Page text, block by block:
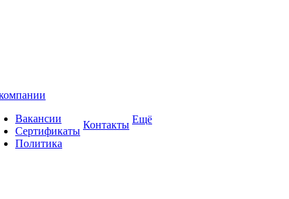
Вакансии
Сертификаты
Политика
Контакты Ещё